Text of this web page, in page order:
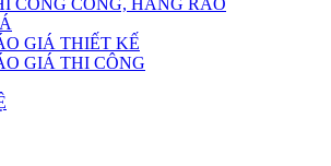
CÔNG CỔNG, HÀNG RÀO
GIÁ THIẾT KẾ
GIÁ THI CÔNG